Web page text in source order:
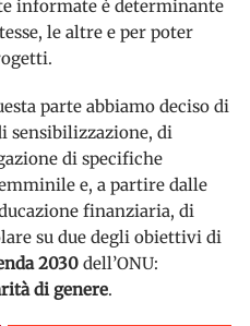
informate è determinante
le altre e per poter
parte abbiamo deciso di
sensibilizzazione, di
di specifiche
e, a partire dalle
finanziaria, di
su due degli obiettivi di
2030 dell’ONU:
di genere.